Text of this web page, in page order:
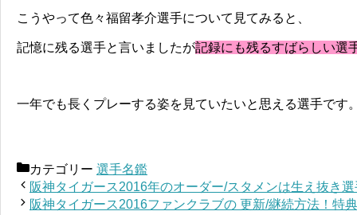
こうやって色々福留孝介選手について見てみると、
記憶に残る選手と言いましたが記録にも残るすばらしい選
一年でも長くプレーする姿を見ていたいと思える選手です
カテゴリー 選手名鑑
阪神タイガース2016年のオーダー/スタメンは生え抜き
阪神タイガース2016ファンクラブの 更新/継続方法！特